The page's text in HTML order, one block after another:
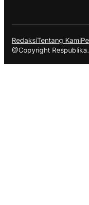
RedaksiTentang Kami
@Copyright